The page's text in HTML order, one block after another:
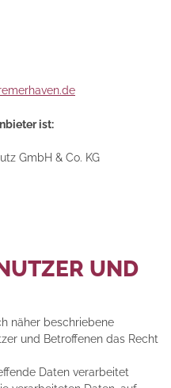
ist:
GmbH & Co. KG
UND
näher beschriebene
und Betroffenen das Recht
Daten verarbeitet